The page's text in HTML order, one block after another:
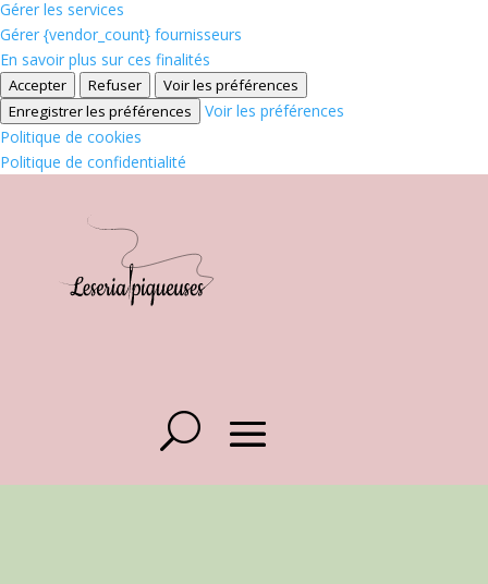
Gérer les services
Gérer {vendor_count} fournisseurs
En savoir plus sur ces finalités
Accepter Refuser
Voir les préférences
Enregistrer les préférences
Voir les préférences
Politique de cookies
Politique de confidentialité